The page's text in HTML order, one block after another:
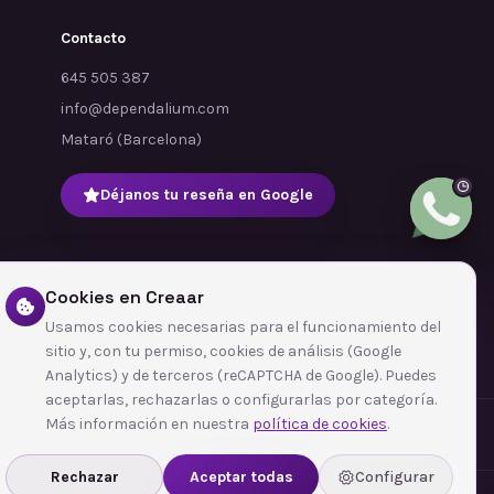
Contacto
645 505 387
info@dependalium.com
Mataró (Barcelona)
Déjanos tu reseña en Google
Cookies en Creaar
Usamos cookies necesarias para el funcionamiento del
sitio y, con tu permiso, cookies de análisis (Google
Analytics) y de terceros (reCAPTCHA de Google). Puedes
aceptarlas, rechazarlas o configurarlas por categoría.
Más información en nuestra política de cookies.
Rechazar Aceptar todas Configurar